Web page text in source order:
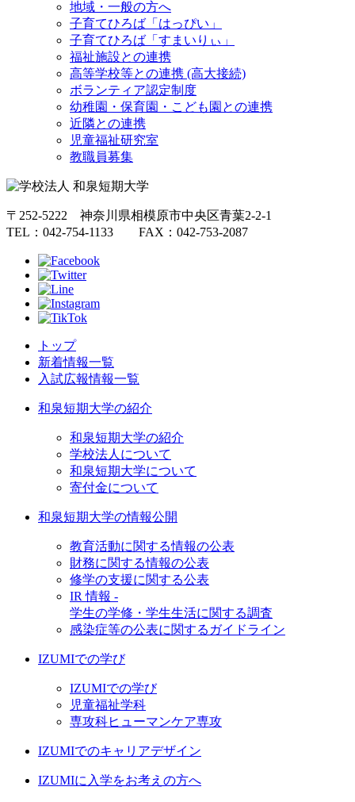
地域・一般の方へ
子育てひろば「はっぴい」
子育てひろば「すまいりぃ」
福祉施設との連携
高等学校等との連携 (高大接続)
ボランティア認定制度
幼稚園・保育園・こども園との連携
近隣との連携
児童福祉研究室
教職員募集
〒252-5222 神奈川県相模原市中央区青葉2-2-1
TEL：042-754-1133 FAX：042-753-2087
トップ
新着情報一覧
入試広報情報一覧
和泉短期大学の紹介
和泉短期大学の紹介
学校法人について
和泉短期大学について
寄付金について
和泉短期大学の情報公開
教育活動に関する情報の公表
財務に関する情報の公表
修学の支援に関する公表
IR 情報 -
学生の学修・学生生活に関する調査
感染症等の公表に関するガイドライン
IZUMIでの学び
IZUMIでの学び
児童福祉学科
専攻科ヒューマンケア専攻
IZUMIでのキャリアデザイン
IZUMIに入学をお考えの方へ